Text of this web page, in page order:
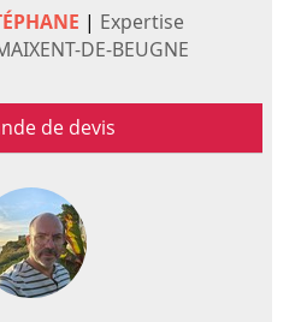
| Expertise
DE-BEUGNE
de devis